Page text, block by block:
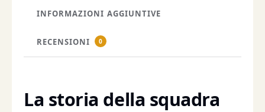
INFORMAZIONI AGGIUNTIVE
RECENSIONI 0
La storia della squadra